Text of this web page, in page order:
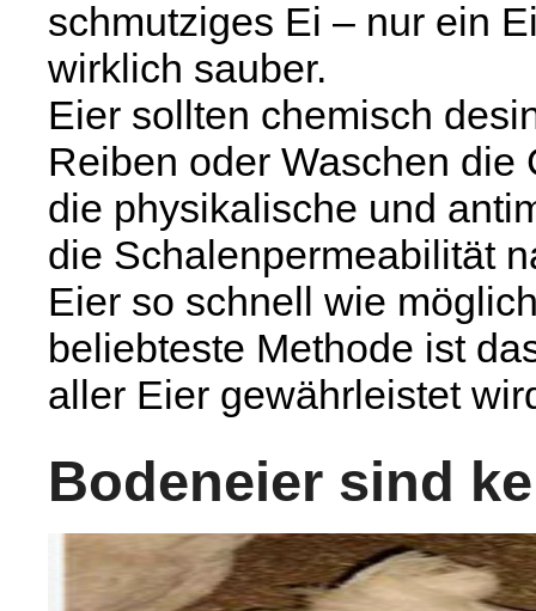
schmutziges Ei – nur ein
wirklich sauber.
Eier sollten chemisch
Reiben oder Waschen
die physikalische und
die Schalenpermeabilität
Eier so schnell wie
beliebteste Methode ist
aller Eier gewährleistet
Bodeneier sind